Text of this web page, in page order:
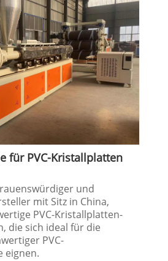
für PVC-Kristallplatten
und
mit Sitz in China,
PVC-Kristallplatten-
die sich ideal für die
PVC-
eignen.